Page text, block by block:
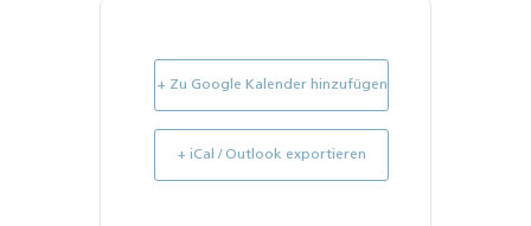
+ Zu Google Kalender hinzufügen
+ iCal / Outlook exportieren